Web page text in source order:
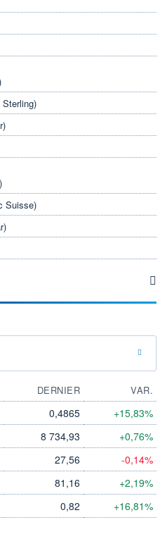
Sterling)
Suisse)
DERNIER
VAR.
0,4865 +15,83%
8 734,93 +0,76%
27,56 -0,14%
81,16 +2,19%
0,82 +16,81%